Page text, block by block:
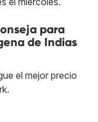
para
de Indias
el mejor precio